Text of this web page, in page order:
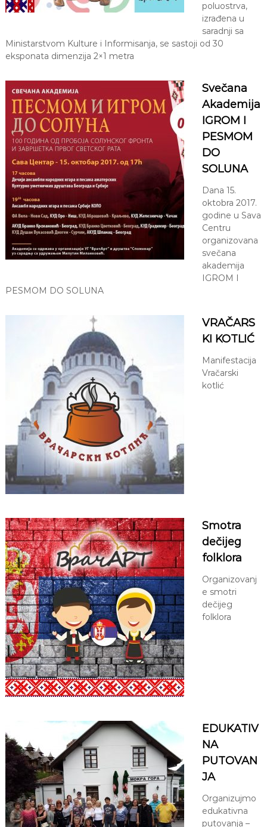
poluostrva,
izrađena u
saradnji sa
Ministarstvom Kulture i Informisanja, se sastoji od 30
eksponata dimenzija 2×1 metra
Svečana
Akademija
IGROM I
PESMOM
DO
SOLUNA
Dana 15.
oktobra 2017.
godine u Sava
Centru
organizovana
svečana
akademija
IGROM I
PESMOM DO SOLUNA
VRAČARS
KI KOTLIĆ
Manifestacija
Vračarski
kotlić
Smotra
dečijeg
folklora
Organizovanj
e smotri
dečijeg
folklora
EDUKATIV
NA
PUTOVAN
JA
Organizujmo
edukativna
putovanja –